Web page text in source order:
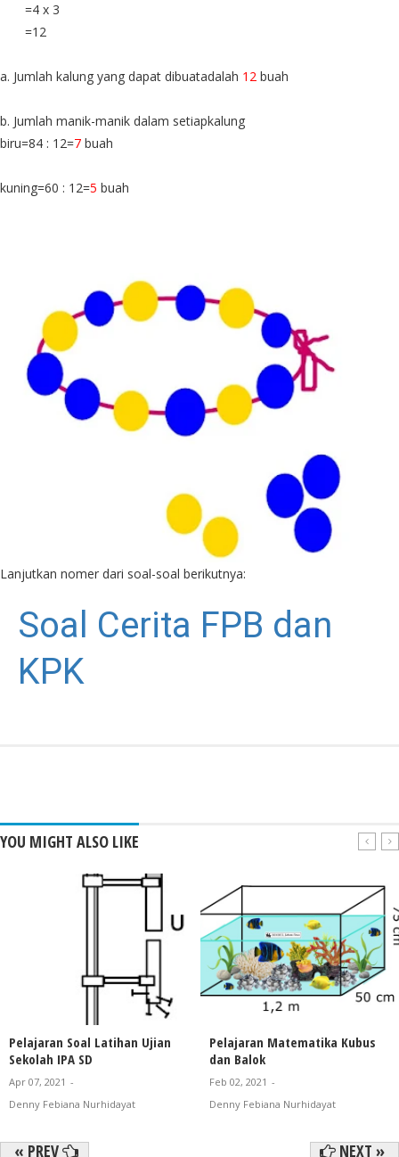
=4 x 3
=12
a. Jumlah kalung yang dapat dibuatadalah 12 buah
b. Jumlah manik-manik dalam setiapkalung
biru=84 : 12=7 buah
kuning=60 : 12=5 buah
Lanjutkan nomer dari soal-soal berikutnya:
Soal Cerita FPB dan
KPK
YOU MIGHT ALSO LIKE
Pelajaran Soal Latihan Ujian
Sekolah IPA SD
Apr 07, 2021 -
Denny Febiana Nurhidayat
Pelajaran Matematika Kubus
dan Balok
Feb 02, 2021 -
Denny Febiana Nurhidayat
« PREV NEXT »